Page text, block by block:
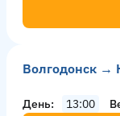
Волгодонск →
День 13:00